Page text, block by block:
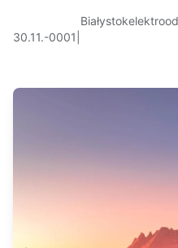
30.11.-0001
Białystok